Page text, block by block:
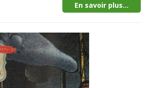
En savoir plus...